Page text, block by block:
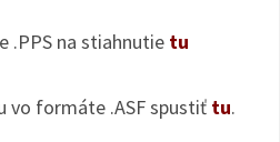
.PPS na stiahnutie tu
vo formáte .ASF spustiť tu.